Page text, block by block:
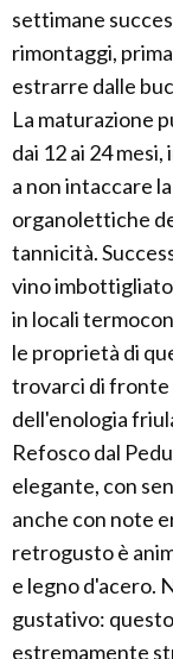
settimane
rimontaggi,
estrarre dalle
La maturazione
dai 12 ai 24
a non intaccare
organolettiche
tannicità.
vino
in locali
le proprietà di
trovarci di fronte
dell'enologia
Refosco dal
elegante, con
anche con note
retrogusto è
e legno d'acero.
gustativo:
estremamente